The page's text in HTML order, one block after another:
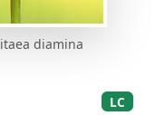
diamina
LC